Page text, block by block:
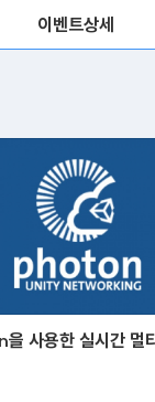
이벤트상세
사용한 실시간 멀